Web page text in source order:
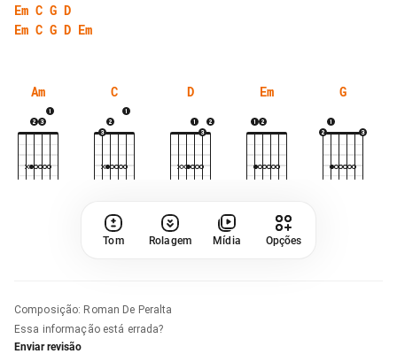
Em C G D
Em C G D Em
Am C D Em G
Tom Rolagem Mídia Opções
Composição: Roman De Peralta
Essa informação está errada?
Enviar revisão